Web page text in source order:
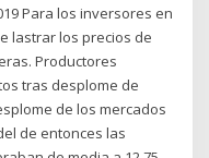
Para los inversores en
lastrar los precios de
Productores
tras desplome de
de los mercados
de entonces las